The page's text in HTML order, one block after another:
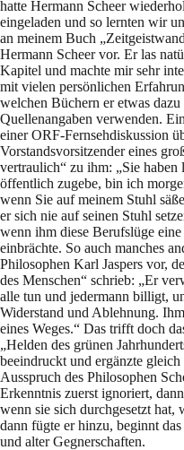
hatte Hermann Scheer
eingeladen und so lernten wir
an meinem Buch
Hermann Scheer vor. Er las
Kapitel und machte mir sehr
mit vielen persönlichen
welchen Büchern er etwas
Quellenangaben verwenden.
einer ORF-Fernsehdiskussion
Vorstandsvorsitzender eines
vertraulich“ zu ihm: „Sie
öffentlich zugebe, bin ich
wenn Sie auf meinem Stuhl
er sich nie auf seinen Stuhl
wenn ihm diese Berufslüge
einbrächte. So auch manches
Philosophen Karl Jaspers vor,
des Menschen“ schrieb: „Er
alle tun und jedermann billigt,
Widerstand und Ablehnung.
eines Weges.“ Das trifft doch
„Helden des grünen
beeindruckt und ergänzte
Ausspruch des Philosophen
Erkenntnis zuerst ignoriert,
wenn sie sich durchgesetzt hat,
dann fügte er hinzu, beginnt
und alter Gegnerschaften.